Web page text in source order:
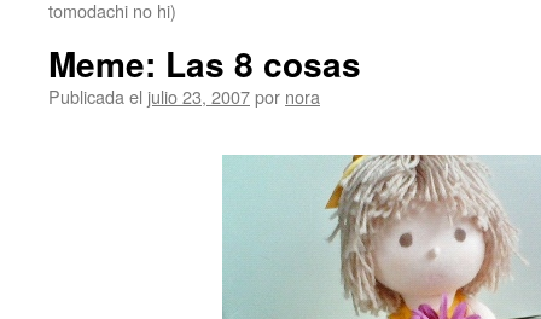
tomodachi no hi)
Meme: Las 8 cosas
Publicada el julio 23, 2007por nora